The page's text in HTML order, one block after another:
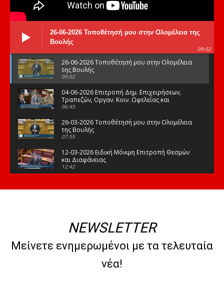
26-06-2026 Τοποθέτησή μου στην Ολομέλεια της
Βουλής
09:02
26-06-2026 Τοποθέτησή μου στην Ολομέλεια
της Βουλής
09:02
04-06-2026 Επιτροπή Δημ. Επιχειρήσεων,
Τραπεζών, Οργαν. Κοιν. Ωφελείας και
Φορέων Κοινων. Ασφάλισης
06:45
26-03-2026 Τοποθέτησή μου στην Ολομέλεια
της Βουλής
07:55
12-03-2026 Ειδική Μόνιμη Επιτροπή Θεσμών
και Διαφάνειας
12:42
της Βουλής
08:47
10-02-2026 Διαρκής Επιτροπή Μορφωτικών
Υποθέσεων
NEWSLETTER
Μείνετε ενημερωμένοι με τα τελευταία
νέα!